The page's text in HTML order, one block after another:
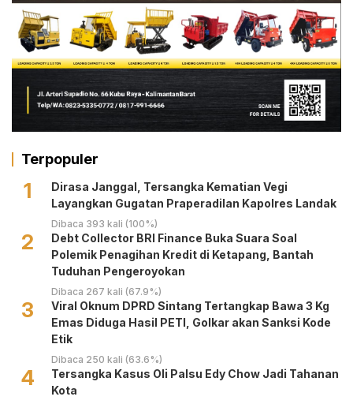
Terpopuler
1
Dirasa Janggal, Tersangka Kematian Vegi
Layangkan Gugatan Praperadilan Kapolres Landak
Dibaca 393 kali (100%)
2
Debt Collector BRI Finance Buka Suara Soal
Polemik Penagihan Kredit di Ketapang, Bantah
Tuduhan Pengeroyokan
Dibaca 267 kali (67.9%)
3
Viral Oknum DPRD Sintang Tertangkap Bawa 3 Kg
Emas Diduga Hasil PETI, Golkar akan Sanksi Kode
Etik
Dibaca 250 kali (63.6%)
4
Tersangka Kasus Oli Palsu Edy Chow Jadi Tahanan
Kota